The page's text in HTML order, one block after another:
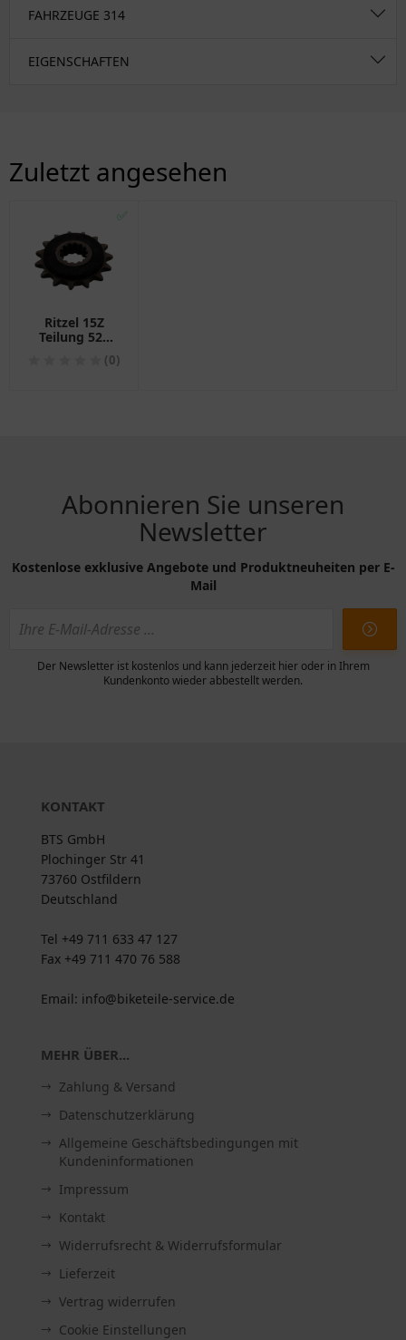
FAHRZEUGE 314
EIGENSCHAFTEN
Zuletzt angesehen
✅
Ritzel 15Z
Teilung 525
Alternative:(0)
Abonnieren Sie unseren
Newsletter
Kostenlose exklusive Angebote und Produktneuheiten per E-
Mail
Der Newsletter ist kostenlos und kann jederzeit hier oder in Ihrem
Kundenkonto wieder abbestellt werden.
KONTAKT
BTS GmbH
Plochinger Str 41
73760 Ostfildern
Deutschland
Tel +49 711 633 47 127
Fax +49 711 470 76 588
Email: info@biketeile-service.de
MEHR ÜBER...
Zahlung & Versand
Datenschutzerklärung
Allgemeine Geschäftsbedingungen mit
Kundeninformationen
Impressum
Kontakt
Widerrufsrecht & Widerrufsformular
Lieferzeit
Vertrag widerrufen
Cookie Einstellungen